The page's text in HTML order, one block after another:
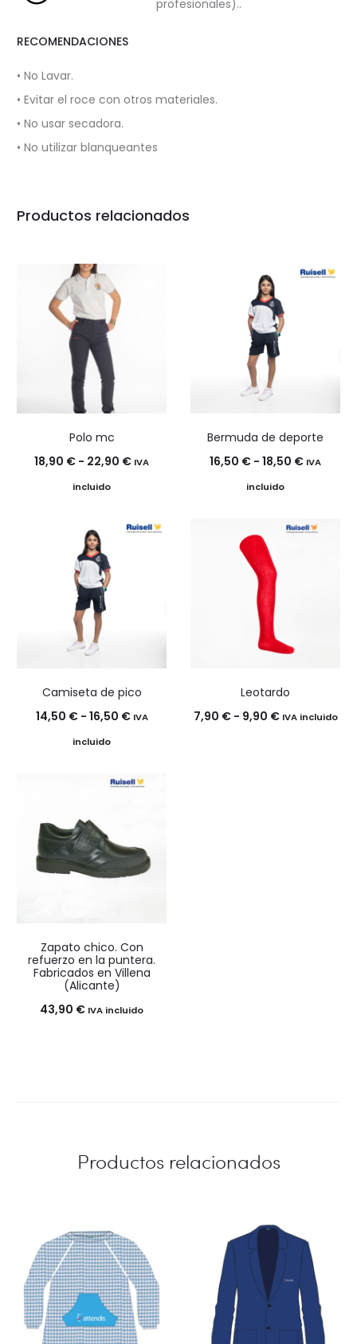
profesionales)..
RECOMENDACIONES
• No Lavar.
• Evitar el roce con otros materiales.
• No usar secadora.
• No utilizar blanqueantes
Productos relacionados
Polo mc
18,90 € - 22,90 €Rango
desde
IVA
incluido
Bermuda de deporte
16,50 € - 18,50 €Rango
desde
IVA
incluido
Camiseta de pico
14,50 € - 16,50 €Rango
desde
16,50 €
IVA
incluido
Leotardo
7,90 € - 9,90 €Rango
IVA incluido
Zapato chico. Con
refuerzo en la puntera.
Fabricados en Villena
(Alicante)
43,90 € IVA incluido
Productos relacionados